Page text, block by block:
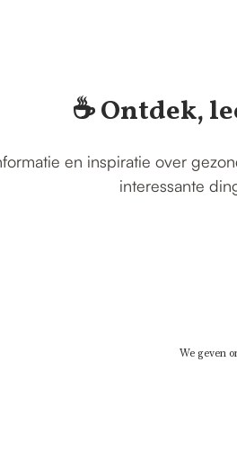
☕️ Ontdek,
en inspiratie over
interessante
We geven